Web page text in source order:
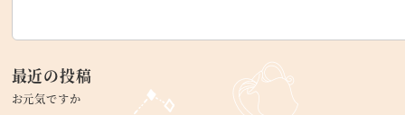
最近の投稿
お元気ですか